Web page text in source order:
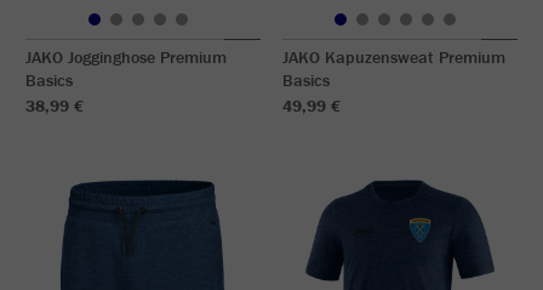
JAKO Jogginghose Premium
Basics
38,99 €
JAKO Kapuzensweat Premium
Basics
49,99 €